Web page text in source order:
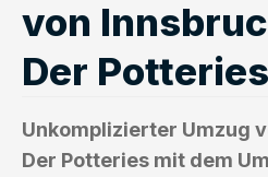
von
Der
Unkomplizierter Umzug
Der Potteries mit dem